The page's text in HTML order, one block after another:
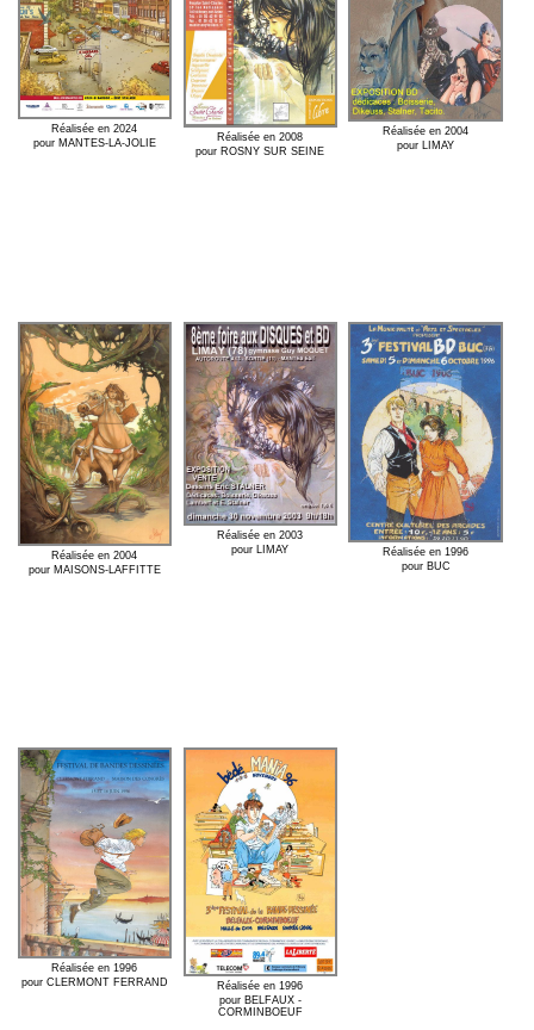
Réalisée en 2024
pour MANTES-LA-JOLIE
Réalisée en 2008
pour ROSNY SUR SEINE
Réalisée en 2004
pour LIMAY
Réalisée en 2004
pour MAISONS-LAFFITTE
Réalisée en 2003
pour LIMAY
Réalisée en 1996
pour BUC
Réalisée en 1996
pour CLERMONT FERRAND
Réalisée en 1996
pour BELFAUX -
CORMINBOEUF